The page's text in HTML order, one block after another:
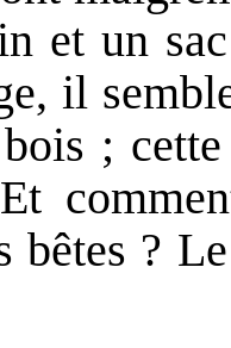
et un
il
;
bêtes ?